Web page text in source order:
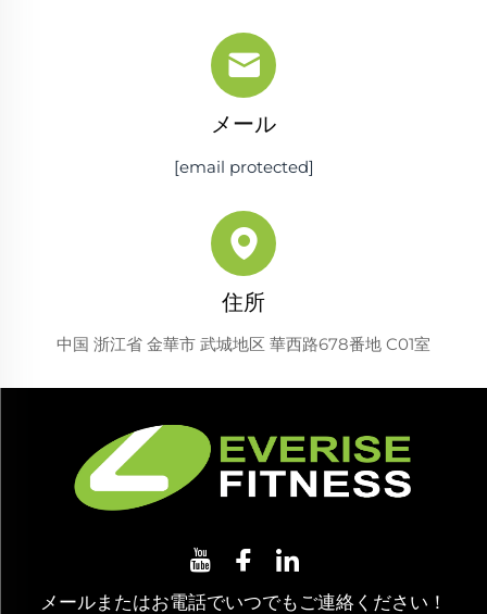
メール
[email protected]
住所
中国 浙江省 金華市 武城地区 華西路678番地 C01室
メールまたはお電話でいつでもご連絡ください！